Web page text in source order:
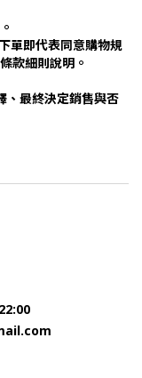
單即代表同意購物規
款細則說明。
最終決定銷售與否